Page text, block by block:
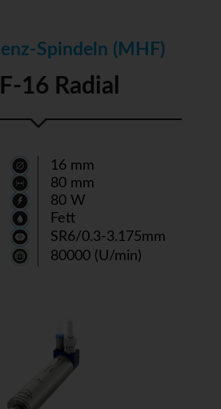
Spindeln (MHF)
16 Radial
16 mm
80 mm
80 W
Fett
SR6/0.3-3.175mm
80000 (U/min)